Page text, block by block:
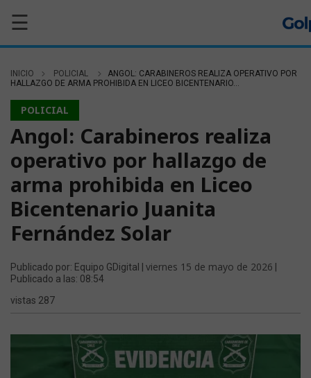
☰
INICIO POLICIAL
ANGOL: CARABINEROS REALIZA OPERATIVO POR
HALLAZGO DE ARMA PROHIBIDA EN LICEO BICENTENARIO...
POLICIAL
Angol: Carabineros realiza
operativo por hallazgo de
arma prohibida en Liceo
Bicentenario Juanita
Fernández Solar
Publicado por: Equipo GDigital | viernes 15 de mayo de 2026
Publicado a las: 08:54
vistas 287